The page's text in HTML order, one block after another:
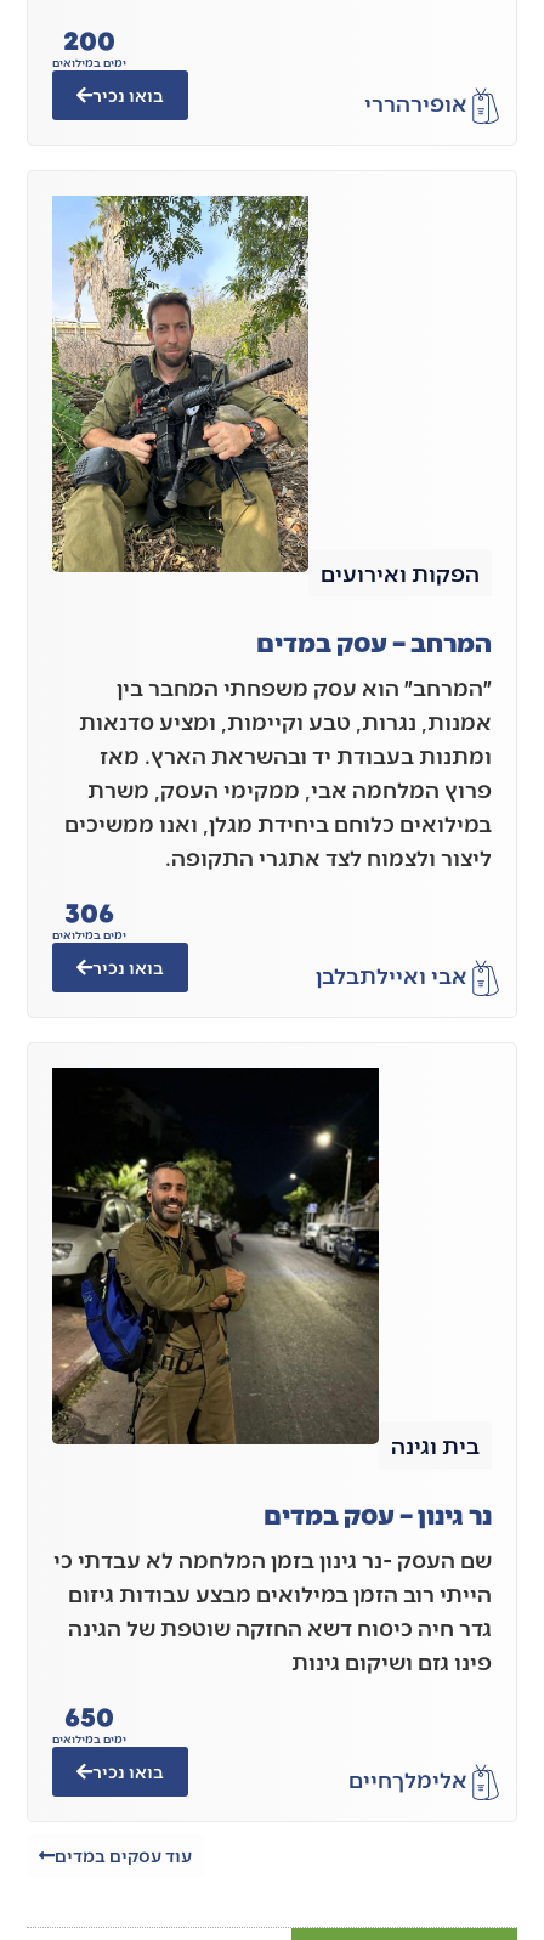
אופירהררי
ימים במילואים
200
בואו נכיר
הפקות ואירועים
המרחב – עסק במדים
״המרחב״ הוא עסק משפחתי המחבר בין
אמנות, נגרות, טבע וקיימות, ומציע סדנאות
ומתנות בעבודת יד ובהשראת הארץ. מאז
פרוץ המלחמה אבי, ממקימי העסק, משרת
במילואים כלוחם ביחידת מגלן, ואנו ממשיכים
ליצור ולצמוח לצד אתגרי התקופה.
אבי ואיילתבלבן
ימים במילואים
306
בואו נכיר
בית וגינה
נר גינון – עסק במדים
שם העסק -נר גינון בזמן המלחמה לא עבדתי כי
הייתי רוב הזמן במילואים מבצע עבודות גיזום
גדר חיה כיסוח דשא החזקה שוטפת של הגינה
פינו גזם ושיקום גינות
אלימלךחיים
ימים במילואים
650
בואו נכיר
עוד עסקים במדים